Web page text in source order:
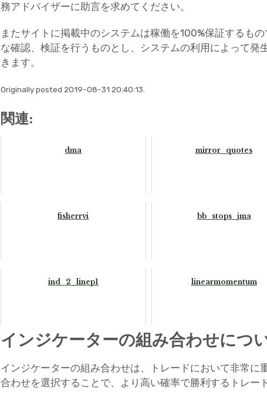
務アドバイザーに助言を求めてください。
またサイトに掲載中のシステムは稼働を100%保証するも
な確認、検証を行うものとし、システムの利用によって発
きます。
Originally posted 2019-08-31 20:40:13.
関連:
dma mirror_quotes
fisherrvi bb_stops_jma
ind_2_linep1 linearmomentum
インジケーターの組み合わせにつ
インジケーターの組み合わせは、トレードにおいて非常に
合わせを選択することで、より高い確率で勝利するトレー